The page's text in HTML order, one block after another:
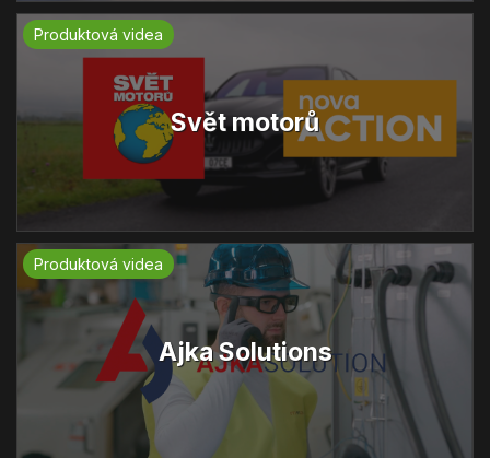
Produktová videa
Svět motorů
Produktová videa
Ajka Solutions